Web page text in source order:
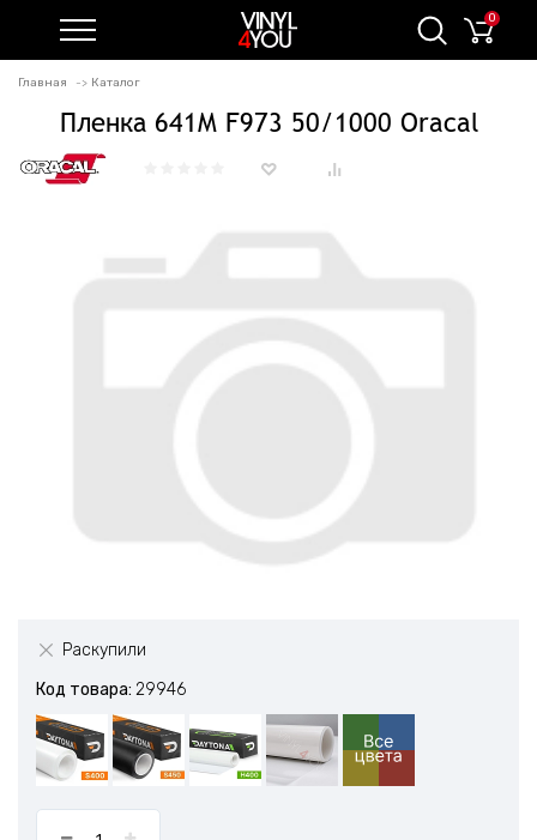
0
Главная Каталог
Пленка 641M F973 50/1000 Oracal
Раскупили
Код товара: 29946